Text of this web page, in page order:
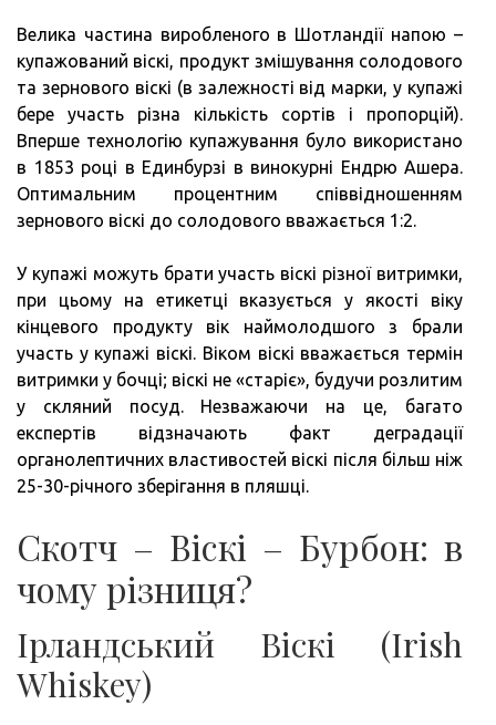
Велика частина виробленого в Шотландії напою –
купажований віскі, продукт змішування солодового
та зернового віскі (в залежності від марки, у купажі
бере участь різна кількість сортів і пропорцій).
Вперше технологію купажування було використано
в 1853 році в Единбурзі в винокурні Ендрю Ашера.
Оптимальним процентним співвідношенням
зернового віскі до солодового вважається 1:2.
У купажі можуть брати участь віскі різної витримки,
при цьому на етикетці вказується у якості віку
кінцевого продукту вік наймолодшого з брали
участь у купажі віскі. Віком віскі вважається термін
витримки у бочці; віскі не «старіє», будучи розлитим
у скляний посуд. Незважаючи на це, багато
експертів відзначають факт деградації
органолептичних властивостей віскі після більш ніж
25-30-річного зберігання в пляшці.
Скотч – Віскі – Бурбон: в
чому різниця?
Ірландський Віскі (Irish
Whiskey)